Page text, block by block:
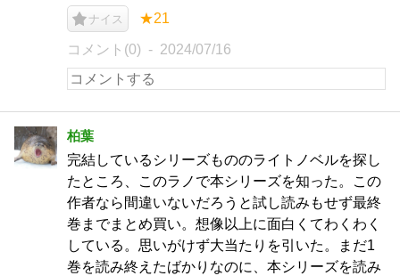
ナイス ★21
コメント(0) 2024/07/16
柏葉
完結しているシリーズもののライトノベルを探し
たところ、このラノで本シリーズを知った。この
作者なら間違いないだろうと試し読みもせず最終
巻までまとめ買い。想像以上に面白くてわくわく
している。思いがけず大当たりを引いた。まだ1
巻を読み終えたばかりなのに、本シリーズを読み